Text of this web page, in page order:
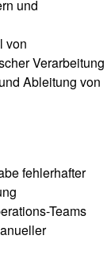
und
von
Verarbeitung
Ableitung von
fehlerhafter
Teams